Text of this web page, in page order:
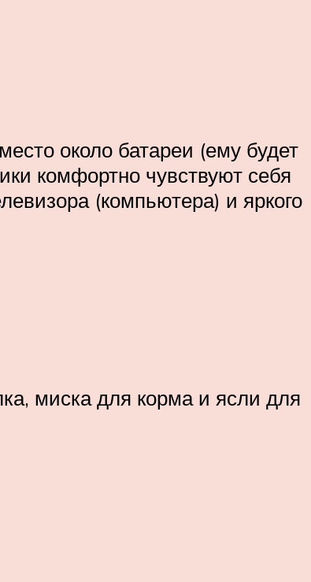
около батареи (ему будет
комфортно чувствуют себя
(компьютера) и яркого
миска для корма и ясли для